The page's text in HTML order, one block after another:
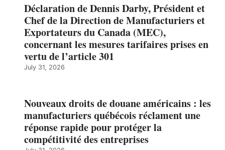
Déclaration de Dennis Darby, Président et
Chef de la Direction de Manufacturiers et
Exportateurs du Canada (MEC),
concernant les mesures tarifaires prises en
vertu de l’article 301
July 31, 2026
Nouveaux droits de douane américains : les
manufacturiers québécois réclament une
réponse rapide pour protéger la
compétitivité des entreprises